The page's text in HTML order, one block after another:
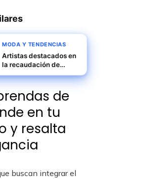
MODA Y TENDENCIAS
Artistas destacados en
la recaudación de
fondos de “Stand Up to
Cancer” 2025
de
en tu
y resalta
buscan integrar el